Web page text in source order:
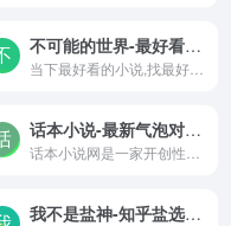
不可能的世界-最好看的免费小说,如青春小说,幻想小说,竞技小说,不正常小说
话本小说-最新气泡对话式小说推荐
我不是盐神-知乎盐选文章/小说免费读网站入口